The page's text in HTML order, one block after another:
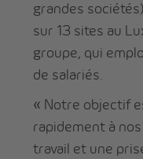
grandes
sur 13 sites au
groupe, qui
de salariés.
« Notre objectif
rapidement à
travail et une